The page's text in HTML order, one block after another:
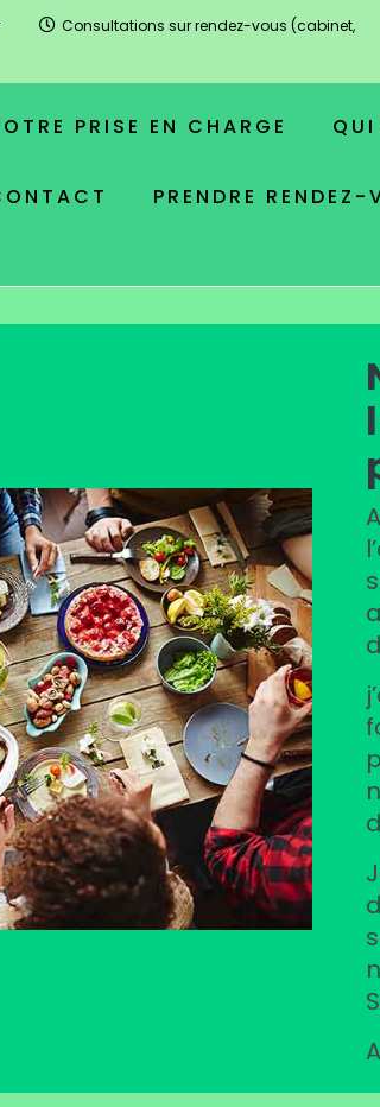
Consultations sur rendez-vous (cabinet,
PRISE EN CHARGE
PRENDRE RENDEZ-